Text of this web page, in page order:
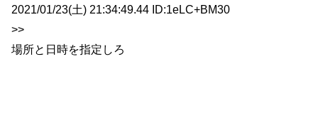
2021/01/23(土) 21:34:49.44 ID:1eLC+BM30
>>
場所と日時を指定しろ